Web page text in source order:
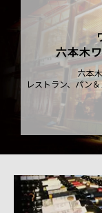
六本木
六本
レストラン、パン